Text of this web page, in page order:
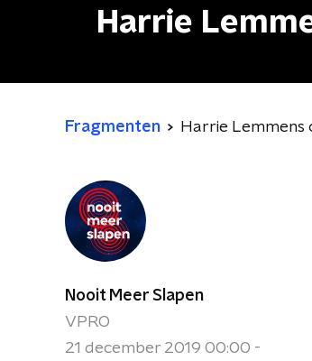
Harrie
Fragmenten Harrie
Nooit Meer Slapen
VPRO
21 december 2019 00:00 -